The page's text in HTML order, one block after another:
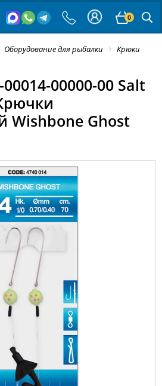
0
Оборудование для рыбалки Крюки
00014-00000-00 Salt
Wishbone Ghost